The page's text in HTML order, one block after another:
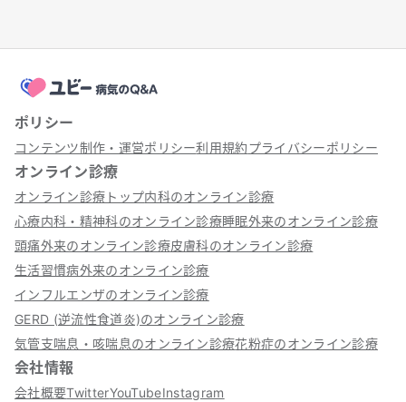
ポリシー
コンテンツ制作・運営ポリシー利用規約プライバシーポリシー
オンライン診療
オンライン診療トップ内科のオンライン診療
心療内科・精神科のオンライン診療睡眠外来のオンライン診療
頭痛外来のオンライン診療皮膚科のオンライン診療
生活習慣病外来のオンライン診療
インフルエンザのオンライン診療
GERD (逆流性食道炎)のオンライン診療
気管支喘息・咳喘息のオンライン診療花粉症のオンライン診療
会社情報
会社概要TwitterYouTubeInstagram